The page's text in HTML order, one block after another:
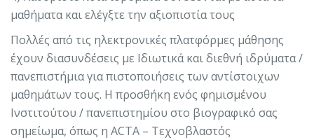
μαθήματα και ελέγξτε την αξιοπιστία τους
Πολλές από τις ηλεκτρονικές πλατφόρμες μάθησης
έχουν διασυνδέσεις με Ιδιωτικά και διεθνή ιδρύματα /
πανεπιστήμια για πιστοποιήσεις των αντίστοιχων
μαθημάτων τους. Η προσθήκη ενός φημισμένου
Ινστιτούτου / πανεπιστημίου στο βιογραφικό σας
σημείωμα, όπως η ACTA – Τεχνοβλαστός